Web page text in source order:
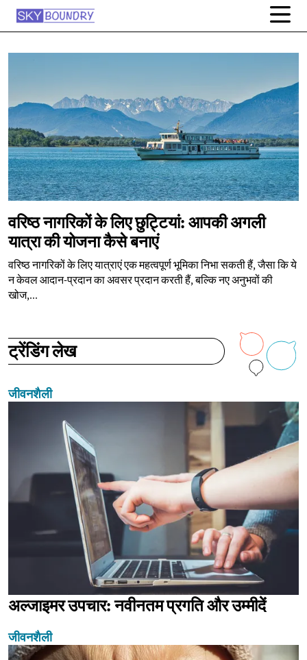
वरिष्ठ नागरिकों के लिए छुट्टियां: आपकी अगली
यात्रा की योजना कैसे बनाएं
वरिष्ठ नागरिकों के लिए यात्राएं एक महत्वपूर्ण भूमिका निभा सकती हैं, जैसा कि ये
न केवल आदान-प्रदान का अवसर प्रदान करती हैं, बल्कि नए अनुभवों की
खोज,...
ट्रेंडिंग लेख
जीवनशैली
अल्जाइमर उपचार: नवीनतम प्रगति और उम्मीदें
जीवनशैली